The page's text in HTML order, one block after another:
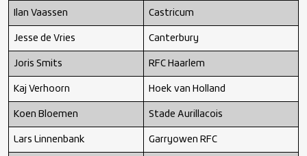
Ilan Vaassen Castricum
Jesse de Vries Canterbury
Joris Smits RFC Haarlem
Kaj Verhoorn Hoek van Holland
Koen Bloemen Stade Aurillacois
Lars Linnenbank Garryowen RFC